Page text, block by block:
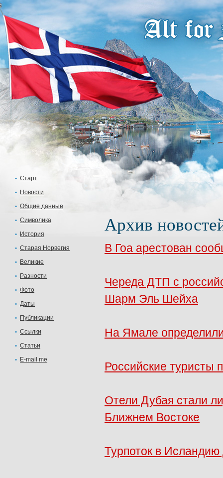
Старт
Новости
Общие данные
Символика
История
Старая Норвегия
Великие
Разности
Фото
Даты
Публикации
Ссылки
Статьи
E-mail me
Архив
В Гоа арестован
Череда ДТП с
Шарм Эль Шейха
На Ямале
Российские туристы
Отели Дубая стали
Ближнем Востоке
Турпоток в Исландию